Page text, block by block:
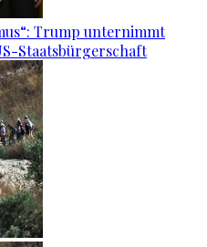
Trump unternimmt
Staatsbürgerschaft